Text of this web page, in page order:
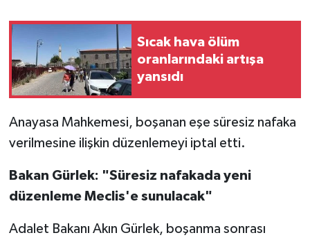
Sıcak hava ölüm
oranlarındaki artışa
yansıdı
Anayasa Mahkemesi, boşanan eşe süresiz nafaka
verilmesine ilişkin düzenlemeyi iptal etti.
Bakan Gürlek: "Süresiz nafakada yeni
düzenleme Meclis'e sunulacak"
Adalet Bakanı Akın Gürlek, boşanma sonrası